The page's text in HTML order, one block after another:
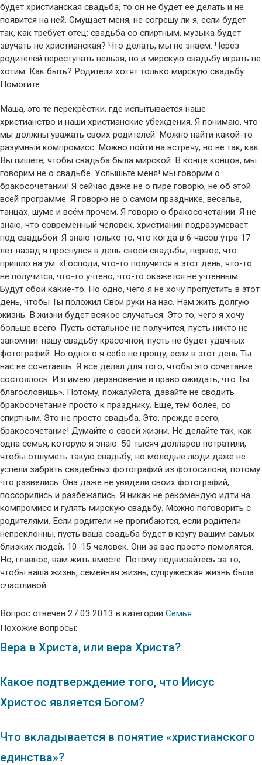
будет христианская свадьба, то он не будет её делать и не
появится на ней. Смущает меня, не согрешу ли я, если будет
так, как требует отец: свадьба со спиртным, музыка будет
звучать не христианская? Что делать, мы не знаем. Через
родителей переступать нельзя, но и мирскую свадьбу играть не
хотим. Как быть? Родители хотят только мирскую свадьбу.
Помогите.
Маша, это те перекрёстки, где испытывается наше
христианство и наши христианские убеждения. Я понимаю, что
мы должны уважать своих родителей. Можно найти какой-то
разумный компромисс. Можно пойти на встречу, но не так, как
Вы пишете, чтобы свадьба была мирской. В конце концов, мы
говорим не о свадьбе. Услышьте меня! мы говорим о
бракосочетании! Я сейчас даже не о пире говорю, не об этой
всей программе. Я говорю не о самом празднике, веселье,
танцах, шуме и всём прочем. Я говорю о бракосочетании. Я не
знаю, что современный человек, христианин подразумевает
под свадьбой. Я знаю только то, что когда в 6 часов утра 17
лет назад я проснулся в день своей свадьбы, первое, что
пришло на ум: «Господи, что-то получится в этот день, что-то
не получится, что-то учтено, что-то окажется не учтённым.
Будут сбои какие-то. Но одно, чего я не хочу пропустить в этот
день, чтобы Ты положил Свои руки на нас. Нам жить долгую
жизнь. В жизни будет всякое случаться. Это то, чего я хочу
больше всего. Пусть остальное не получится, пусть никто не
запомнит нашу свадьбу красочной, пусть не будет удачных
фотографий. Но одного я себе не прощу, если в этот день Ты
нас не сочетаешь. Я всё делал для того, чтобы это сочетание
состоялось. И я имею дерзновение и право ожидать, что Ты
благословишь». Потому, пожалуйста, давайте не сводить
бракосочетание просто к празднику. Ещё, тем более, со
спиртным. Это не просто свадьба. Это, прежде всего,
бракосочетание! Думайте о своей жизни. Не делайте так, как
одна семья, которую я знаю. 50 тысяч долларов потратили,
чтобы отшуметь такую свадьбу, но молодые люди даже не
успели забрать свадебных фотографий из фотосалона, потому
что развелись. Она даже не увидели своих фотографий,
поссорились и разбежались. Я никак не рекомендую идти на
компромисс и гулять мирскую свадьбу. Можно поговорить с
родителями. Если родители не прогибаются, если родители
непреклонны, пусть ваша свадьба будет в кругу вашим самых
близких людей, 10-15 человек. Они за вас просто помолятся.
Но, главное, вам жить вместе. Потому подвизайтесь за то,
чтобы ваша жизнь, семейная жизнь, супружеская жизнь была
счастливой.
Вопрос отвечен 27.03.2013 в категории Семья
Похожие вопросы:
Вера в Христа, или вера Христа?
Какое подтверждение того, что Иисус
Христос является Богом?
Что вкладывается в понятие «христианского
единства»?